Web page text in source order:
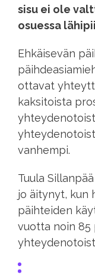
sisu ei ole
osuessa
Ehkäisevän
ottavat
kaksitoista
vanhempi.
Tuula
jo äitynyt, kun
päihteiden
vuotta noin 85